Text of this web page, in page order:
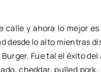
calle y ahora lo mejor
desde lo alto mientras
Fue tal el éxito
cheddar, pulled